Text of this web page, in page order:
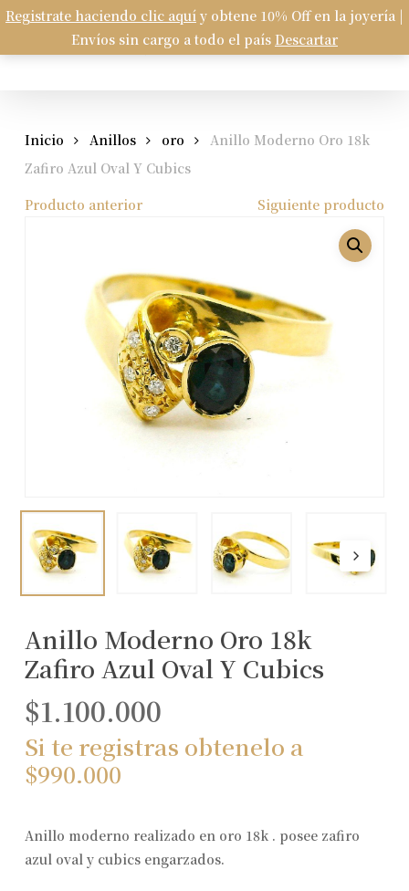
Registrate haciendo clic aquí y obtene 10% Off en la joyería |
Envíos sin cargo a todo el país Descartar
Skip
main
search
Carrito Cart
Inicio Anillos oro
Anillo Moderno Oro 18k
Zafiro Azul Oval Y Cubics
Producto anterior
Siguiente producto
Anillo Moderno Oro 18k
Zafiro Azul Oval Y Cubics
$1.100.000
Si te registras obtenelo a
$990.000
Anillo moderno realizado en oro 18k . posee zafiro
azul oval y cubics engarzados.